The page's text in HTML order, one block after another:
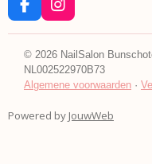
F
a
c
e
b
o
k
I
n
s
t
a
g
a
© 2026 NailSalon
NL002522970B73
Algemene voorwaarden ·
Powered by JouwWeb